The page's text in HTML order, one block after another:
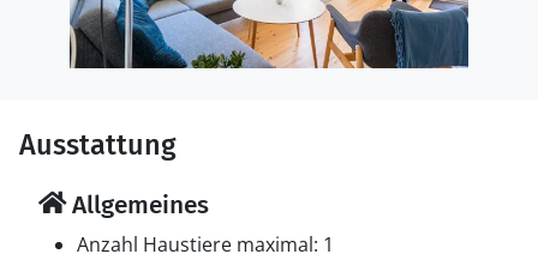
Ausstattung
Allgemeines
Anzahl Haustiere maximal: 1